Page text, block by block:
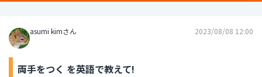
asumi kimさん 2023/08/08 12:00
両手をつく を英語で教えて!